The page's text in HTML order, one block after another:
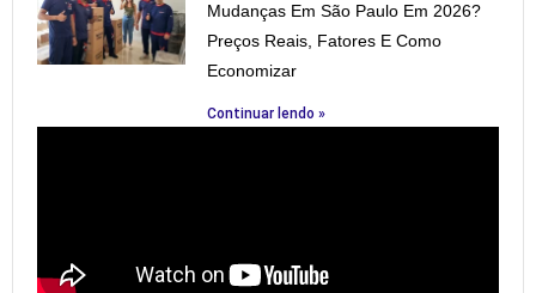
Mudanças Em São Paulo Em 2026?
Preços Reais, Fatores E Como
Economizar
Continuar lendo »